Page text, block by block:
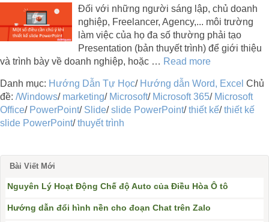
Đối với những người sáng lập, chủ doanh
nghiệp, Freelancer, Agency,... môi trường
làm việc của họ đa số thường phải tạo
Presentation (bản thuyết trình) để giới thiệu
và trình bày về doanh nghiệp, hoặc … Read more
Danh mục: Hướng Dẫn Tự Học/ Hướng dẫn Word, Excel Chủ
đề: /Windows/ marketing/ Microsoft/ Microsoft 365/ Microsoft
Office/ PowerPoint/ Slide/slide PowerPoint/thiết kế/thiết kế
slide PowerPoint/thuyết trình
Bài Viết Mới
Nguyên Lý Hoạt Động Chế độ Auto của Điều Hòa Ô tô
Hướng dẫn đổi hình nền cho đoạn Chat trên Zalo